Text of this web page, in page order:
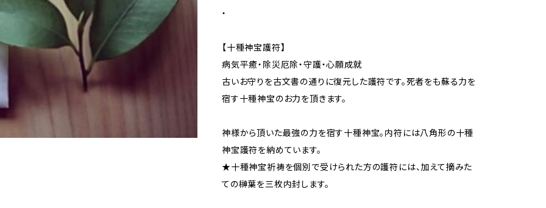
・
【十種神宝護符】
病気平癒・除災厄除・守護・心願成就
古いお守りを古文書の通りに復元した護符です。死者をも蘇る力を
宿す十種神宝のお力を頂きます。
神様から頂いた最強の力を宿す十種神宝。内符には八角形の十種
神宝護符を納めています。
★十種神宝祈祷を個別で受けられた方の護符には、加えて摘みた
ての榊葉を三枚内封します。